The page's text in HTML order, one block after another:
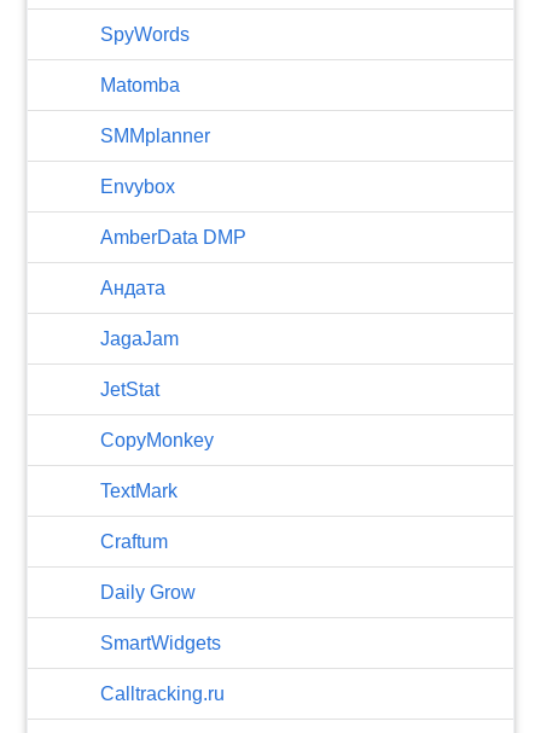
SpyWords
Matomba
SMMplanner
Envybox
AmberData DMP
Андата
JagaJam
JetStat
CopyMonkey
TextMark
Craftum
​Daily Grow
SmartWidgets
Calltracking.ru